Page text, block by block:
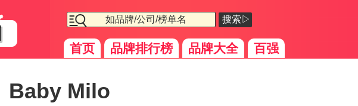
搜索▷
首页 品牌排行榜 品牌大全 百强
Baby Milo